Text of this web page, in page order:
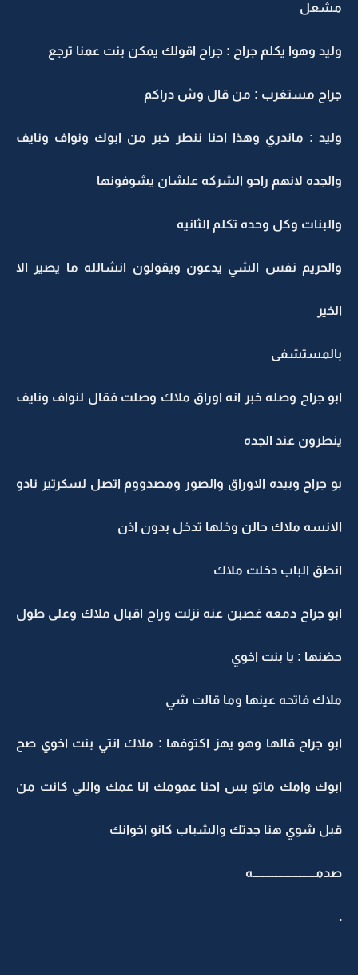
مشعل
وليد وهوا يكلم جراح : جراح اقولك يمكن بنت عمنا ترجع
جراح مستغرب : من قال وش دراكم
وليد : ماندري وهذا احنا ننطر خبر من ابوك ونواف ونايف
والجده لانهم راحو الشركه علشان يشوفونها
والبنات وكل وحده تكلم الثانيه
والحريم نفس الشي يدعون ويقولون انشالله ما يصير الا
الخير
بالمستشفى
ابو جراح وصله خبر انه اوراق ملاك وصلت فقال لنواف ونايف
ينطرون عند الجده
بو جراح وبيده الاوراق والصور ومصدووم اتصل لسكرتير نادو
الانسه ملاك حالن وخلها تدخل بدون اذن
انطق الباب دخلت ملاك
ابو جراح دمعه غصبن عنه نزلت وراح اقبال ملاك وعلى طول
حضنها : يا بنت اخوي
ملاك فاتحه عينها وما قالت شي
ابو جراح قالها وهو يهز اكتوفها : ملاك انتي بنت اخوي صح
ابوك وامك ماتو بس احنا عمومك انا عمك واللي كانت من
قبل شوي هنا جدتك والشباب كانو اخوانك
صدمــــــــــــــــــــــــــه
.